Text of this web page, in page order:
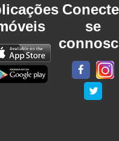
se